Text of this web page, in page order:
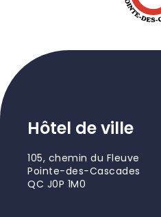
Hôtel de ville
105, chemin du Fleuve
Pointe-des-Cascades
QC J0P 1M0